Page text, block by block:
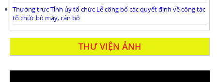
Thường trưc Tỉnh ủy tổ chức Lễ công bố các quyết định về công tác
tổ chức bộ máy, cán bộ
THƯ VIỆN ẢNH